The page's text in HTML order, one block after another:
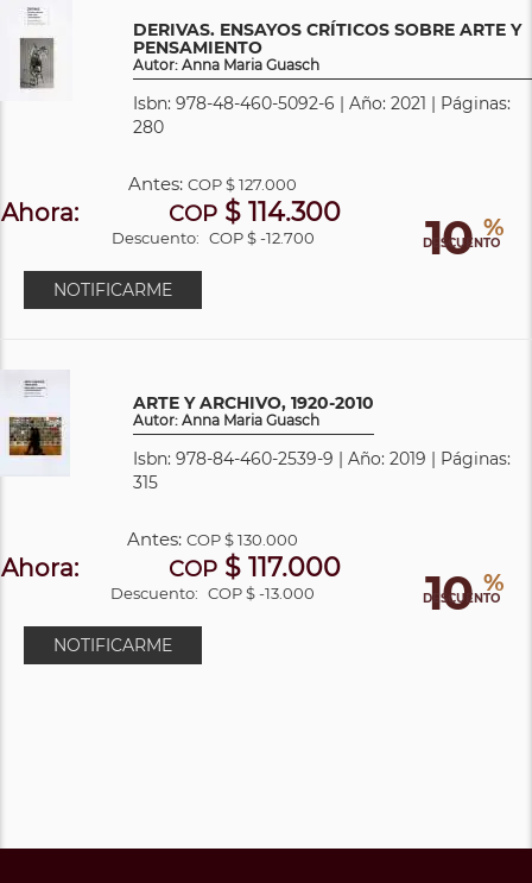
DERIVAS. ENSAYOS CRÍTICOS SOBRE ARTE Y
PENSAMIENTO
Autor: Anna Maria Guasch
Isbn: 978-48-460-5092-6 | Año: 2021 | Páginas:
280
10 %
DESCUENTO
Antes:COP$ 127.000
Ahora: COP$ 114.300
Descuento: COP $ -12.700
NOTIFICARME
ARTE Y ARCHIVO, 1920-2010
Autor: Anna Maria Guasch
Isbn: 978-84-460-2539-9 | Año: 2019 | Páginas:
315
10 %
DESCUENTO
Antes:COP$ 130.000
Ahora: COP$ 117.000
Descuento: COP $ -13.000
NOTIFICARME